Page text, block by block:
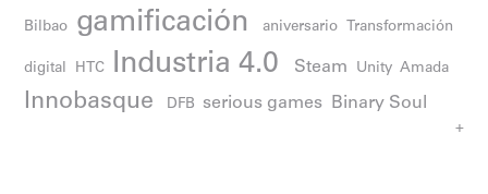
Bilbao gamificación aniversario Transformación
digital HTC Industria 4.0 Steam Unity Amada
Innobasque DFB serious games Binary Soul
+